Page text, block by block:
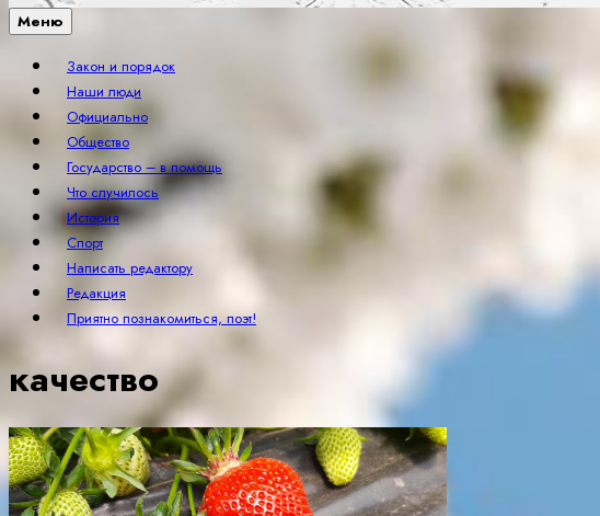
Меню
Закон и порядок
Наши люди
Официально
Общество
Государство – в помощь
Что случилось
История
Спорт
Написать редактору
Редакция
Приятно познакомиться, поэт!
качество